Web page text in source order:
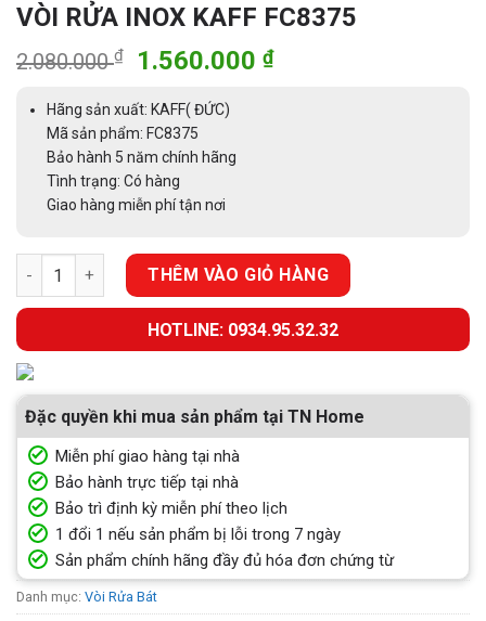
VÒI RỬA INOX KAFF FC8375
2.080.000₫
Giá
là:
2.080.000 ₫.
1.560.000 ₫Giá
Hãng sản xuất: KAFF( ĐỨC)
Mã sản phẩm: FC8375
Bảo hành 5 năm chính hãng
Tình trạng: Có hàng
Giao hàng miễn phí tận nơi
VÒI RỬA INOX KAFF FC8375 số lượng
THÊM VÀO GIỎ HÀNG
HOTLINE: 0934.95.32.32
Đặc quyền khi mua sản phẩm tại TN Home
Miễn phí giao hàng tại nhà
Bảo hành trực tiếp tại nhà
Bảo trì định kỳ miễn phí theo lịch
1 đổi 1 nếu sản phẩm bị lỗi trong 7 ngày
Sản phẩm chính hãng đầy đủ hóa đơn chứng từ
Danh mục: Vòi Rửa Bát